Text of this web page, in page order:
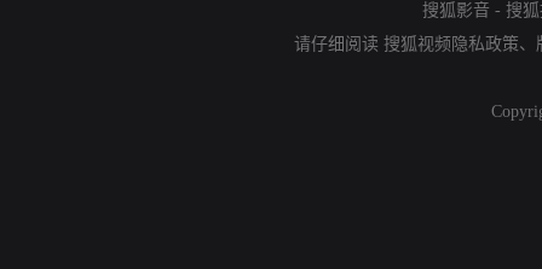
搜狐影音 - 搜
请仔细阅读 搜狐视频隐私政策、